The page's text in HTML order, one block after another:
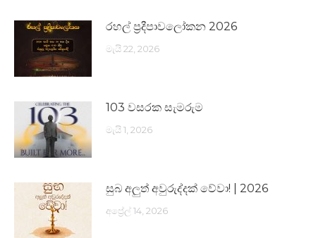
රහල් ප්‍රදීපාවලෝකන 2026
මැයි 22, 2026
103 වසරක සැමරුම
මැයි 1, 2026
සුබ අලුත් අවුරුද්දක් වේවා! | 2026
අප්‍රේල් 14, 2026